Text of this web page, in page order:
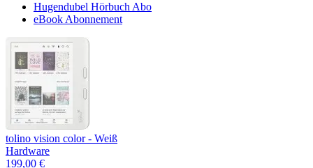
Hugendubel Hörbuch Abo
eBook Abonnement
tolino vision color - Weiß
Hardware
199,00 €